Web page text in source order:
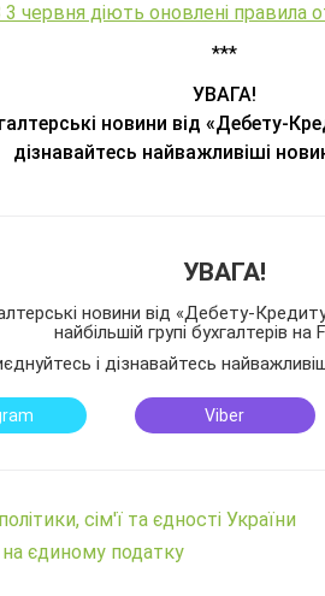
3 червня діють оновлені правила
***
УВАГА!
новини від «Дебету-
дізнавайтесь найважливіші
УВАГА!
новини від «Дебету-
найбільшій групі бухгалтерів на
і дізнавайтесь
Viber
сім'ї та єдності України
єдиному податку